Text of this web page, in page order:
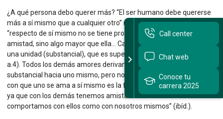
Chat
¿A qué persona debo querer más? “El ser humano debe quererse
más a sí mismo que a cualquier otro” (q.26, a.4). ¿Por qué? Porque
“respecto de sí mismo no se tiene propiamente una relación de
amistad, sino algo mayor que ella… Cada uno tiene consigo mismo
una unidad (substancial), que es superior a cualquier unión” (q.25,
a.4). Todos los demás amores derivan del amor primero y
substancial hacia uno mismo, pero no es egoísmo, pues “el amor
con que uno se ama a sí mismo es la forma y la raíz de la amistad,
ya que con los demás tenemos amistad en cuanto nos
comportamos con ellos como con nosotros mismos” (ibíd.).
Call center
Chat web
Conoce tu
carrera 2025